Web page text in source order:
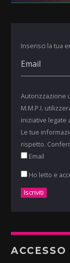
Inserisci la tua
Autorizzazione
M.M.P.I.
iniziative legate
Le tue
rispetto.
Email
Ho letto e